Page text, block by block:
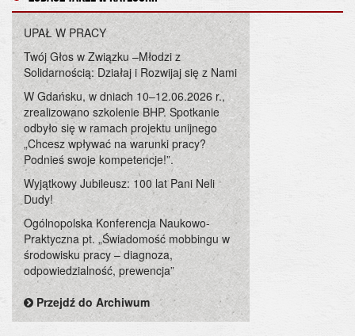
UPAŁ W PRACY
Twój Głos w Związku –Młodzi z
Solidarnością: Działaj i Rozwijaj się z Nami
W Gdańsku, w dniach 10–12.06.2026 r.,
zrealizowano szkolenie BHP. Spotkanie
odbyło się w ramach projektu unijnego
„Chcesz wpływać na warunki pracy?
Podnieś swoje kompetencje!”.
Wyjątkowy Jubileusz: 100 lat Pani Neli
Dudy!
Ogólnopolska Konferencja Naukowo-
Praktyczna pt. „Świadomość mobbingu w
środowisku pracy – diagnoza,
odpowiedzialność, prewencja”
Przejdź do Archiwum